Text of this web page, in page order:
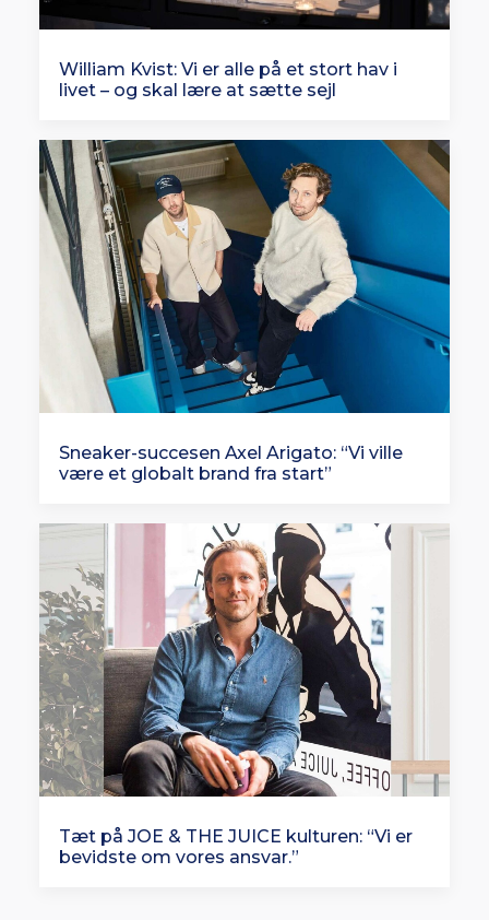
William Kvist: Vi er alle på et stort hav i
livet – og skal lære at sætte sejl
Sneaker-succesen Axel Arigato: “Vi ville
være et globalt brand fra start”
Tæt på JOE & THE JUICE kulturen: “Vi er
bevidste om vores ansvar.”